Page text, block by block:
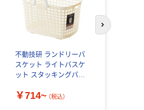
不動技研 ランドリーバ
スケット ライトバスケ
ット スタッキングバス
￥714~ （税込）
次のスライド